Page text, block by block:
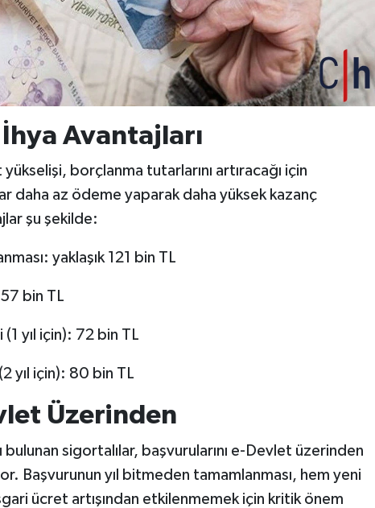
Avantajları
borçlanma tutarlarını artıracağı için
daha az ödeme yaparak daha yüksek kazanç
şu şekilde:
yaklaşık 121 bin TL
bin TL
yıl için): 72 bin TL
yıl için): 80 bin TL
Üzerinden
bulunan sigortalılar, başvurularını e-Devlet üzerinden
Başvurunun yıl bitmeden tamamlanması, hem yeni
ücret artışından etkilenmemek için kritik önem